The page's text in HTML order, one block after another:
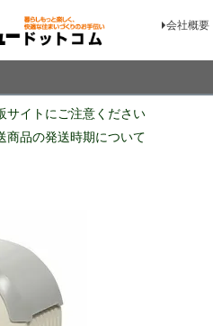
会社概要
サイトにご注意ください
商品の発送時期について